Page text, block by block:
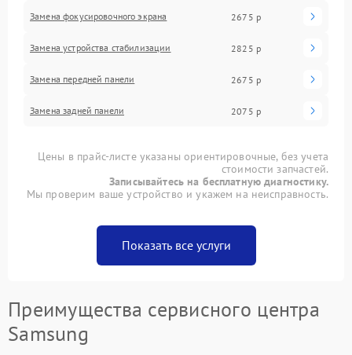
Замена фокусировочного экрана 2675 р
Замена устройства стабилизации 2825 р
Замена передней панели 2675 р
Замена задней панели 2075 р
Цены в прайс-листе указаны ориентировочные, без учета
стоимости запчастей.
Записывайтесь на бесплатную диагностику.
Мы проверим ваше устройство и укажем на неисправность.
Показать все услуги
Преимущества сервисного центра
Samsung